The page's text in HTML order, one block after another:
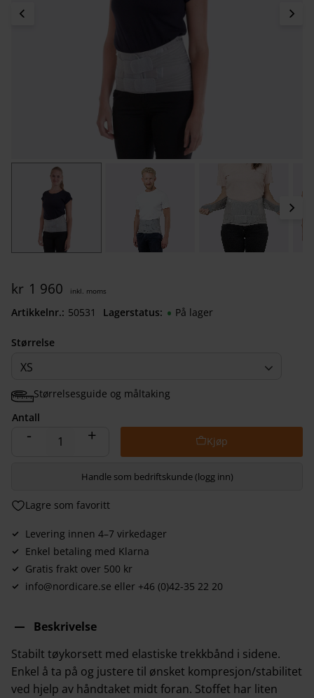
kr 1 960
Størrelse
XS
Størrelsesguide og måltaking
Antall
+
-
Lagre som favoritt
Handle som bedriftskunde (logg inn)
Levering innen 4–7 virkedager
Enkel betaling med Klarna
Gratis frakt over 500 kr
info@nordicare.se eller +46 (0)42-35 22 20
Lagerstatus På lager
Artikkelnr. 505312630
Beskrivelse
Stabilt tøykorsett med elastiske trekkbånd i sidene.
Enkel å ta på og justere til ønsket kompresjon/stabilitet
ved hjelp av håndtaket midt foran. Stoffet har liten